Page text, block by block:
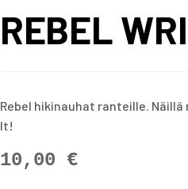
REBEL
Rebel hikinauhat ranteille.
It!
10,00 €